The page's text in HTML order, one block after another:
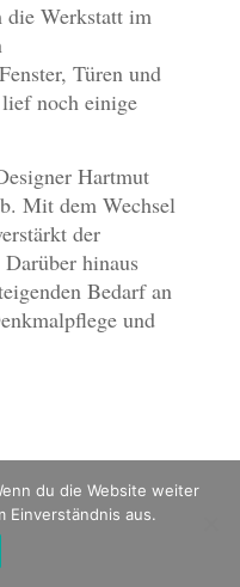
die Werkstatt im
Türen und
noch einige
Hartmut
Mit dem Wechsel
der
hinaus
Bedarf an
und
Westerstede Torsholt
63
du die Website weiter
Einverständnis aus.